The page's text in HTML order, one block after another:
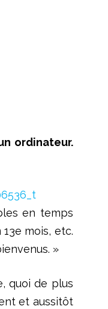
ordinateur.
en temps
mois, etc.
»
quoi de plus
et aussitôt